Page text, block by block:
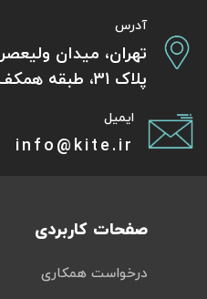
آدرس
تهران، میدان
پلاک 31، طبقه همکف
ایمیل
info@kite.ir
صفحات کاربردی
درخواست همکاری